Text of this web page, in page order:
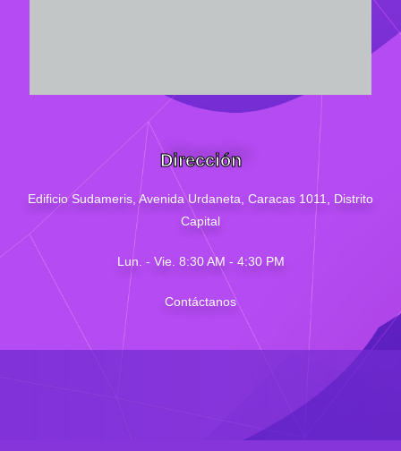
Dirección
Edificio Sudameris, Avenida Urdaneta, Caracas 1011, Distrito
Capital
Lun. - Vie. 8:30 AM - 4:30 PM
Contáctanos